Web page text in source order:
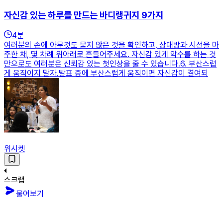
자신감 있는 하루를 만드는 바디랭귀지 9가지
4분
여러분의 손에 아무것도 묻지 않은 것을 확인하고, 상대방과 시선을 마
주한 채, 몇 차례 위아래로 흔들어주세요. 자신감 있게 악수를 하는 것
만으로도 여러분은 신뢰감 있는 첫인상을 줄 수 있습니다.6. 부산스럽
게 움직이지 말자.발표 중에 부산스럽게 움직이면 자신감이 결여되
위시켓
스크랩
물어보기